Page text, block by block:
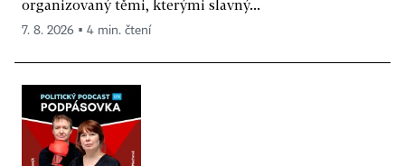
organizovaný těmi, kterými slavný...
7. 8. 2026 ▪ 4 min. čtení